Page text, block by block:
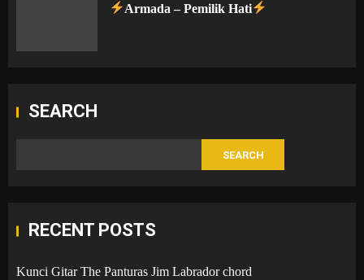
Armada – Pemilik Hati
SEARCH
SEARCH
RECENT POSTS
Kunci Gitar The Panturas Jim Labrador chord